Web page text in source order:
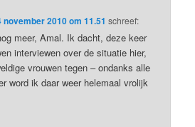
november 2010 om 11.51 schreef:
meer, Amal. Ik dacht, deze keer
interviewen over de situatie hier,
vrouwen tegen – ondanks alle
word ik daar weer helemaal vrolijk